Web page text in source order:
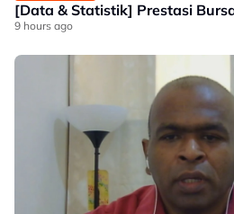
[Data & Statistik] Prestasi
9 hours ago